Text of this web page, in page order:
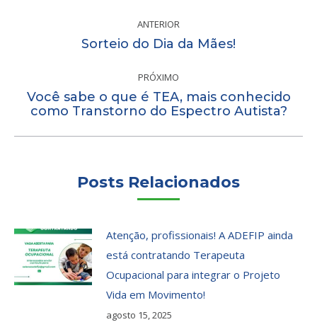
ANTERIOR
Post
Sorteio do Dia da Mães!
PRÓXIMO
Próximo
Você sabe o que é TEA, mais conhecido
como Transtorno do Espectro Autista?
Posts Relacionados
Atenção, profissionais! A ADEFIP ainda
está contratando Terapeuta
Ocupacional para integrar o Projeto
Vida em Movimento!
agosto 15, 2025